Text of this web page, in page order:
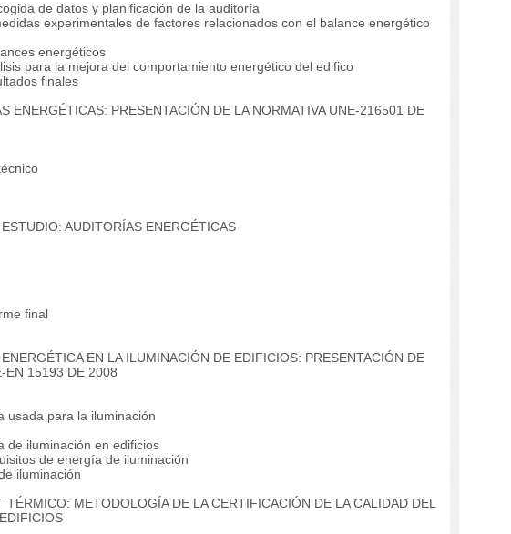
de datos y planificación de la auditoría
experimentales de factores relacionados con el balance energético
energéticos
para la mejora del comportamiento energético del edifico
finales
ENERGÉTICAS: PRESENTACIÓN DE LA NORMATIVA UNE-216501 DE
AUDITORÍAS ENERGÉTICAS
final
EN LA ILUMINACIÓN DE EDIFICIOS: PRESENTACIÓN DE
EN 15193 DE 2008
para la iluminación
iluminación en edificios
de energía de iluminación
iluminación
TÉRMICO: METODOLOGÍA DE LA CERTIFICACIÓN DE LA CALIDAD DEL